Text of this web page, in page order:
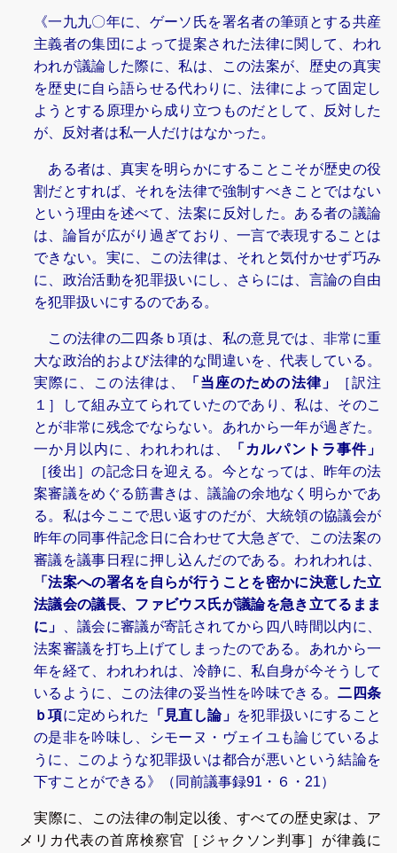
《一九九〇年に、ゲーソ氏を署名者の筆頭とする共産
主義者の集団によって提案された法律に関して、われ
われが議論した際に、私は、この法案が、歴史の真実
を歴史に自ら語らせる代わりに、法律によって固定し
ようとする原理から成り立つものだとして、反対した
が、反対者は私一人だけはなかった。
ある者は、真実を明らかにすることこそが歴史の役
割だとすれば、それを法律で強制すべきことではない
という理由を述べて、法案に反対した。ある者の議論
は、論旨が広がり過ぎており、一言で表現することは
できない。実に、この法律は、それと気付かせず巧み
に、政治活動を犯罪扱いにし、さらには、言論の自由
を犯罪扱いにするのである。
この法律の二四条ｂ項は、私の意見では、非常に重
大な政治的および法律的な間違いを、代表している。
実際に、この法律は、
「当座のための法律」
［訳注
１］して組み立てられていたのであり、私は、そのこ
とが非常に残念でならない。あれから一年が過ぎた。
一か月以内に、われわれは、
「カルパントラ事件」
［後出］の記念日を迎える。今となっては、昨年の法
案審議をめぐる筋書きは、議論の余地なく明らかであ
る。私は今ここで思い返すのだが、大統領の協議会が
昨年の同事件記念日に合わせて大急ぎで、この法案の
審議を議事日程に押し込んだのである。われわれは、
「法案への署名を自らが行うことを密かに決意した立
法議会の議長、ファビウス氏が議論を急き立てるまま
に」
、議会に審議が寄託されてから四八時間以内に、
法案審議を打ち上げてしまったのである。あれから一
年を経て、われわれは、冷静に、私自身が今そうして
いるように、この法律の妥当性を吟味できる。二四条
ｂ項に定められた 「見直し論」 を犯罪扱いにすること
の是非を吟味し、シモーヌ・ヴェイユも論じているよ
うに、このような犯罪扱いは都合が悪いという結論を
下すことができる》（同前議事録91・６・21）
実際に、この法律の制定以後、すべての歴史家は、ア
メリカ代表の首席検察官［ジャクソン判事］が律義に